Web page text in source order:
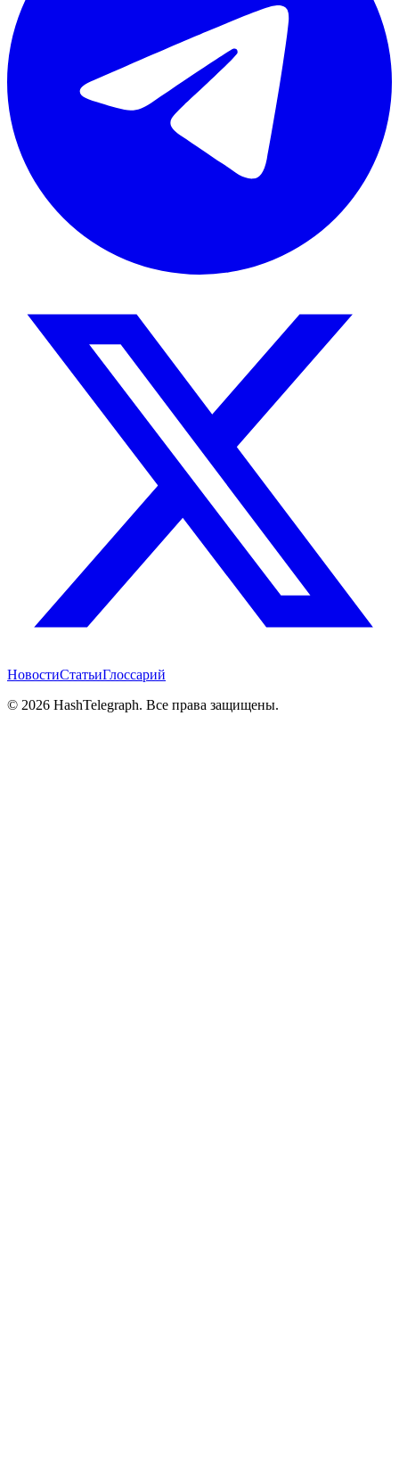
НовостиСтатьиГлоссарий
© 2026 HashTelegraph. Все права защищены.